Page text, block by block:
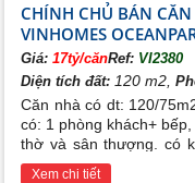
CHÍNH CHỦ BÁN
VINHOMES
Giá:17tỷ/cănRef: VI2380
Diện tích đất: 120 m2,
Căn nhà có dt: 120/
có: 1 phòng khách+
thờ và sân thượng. có
nhà. Hiện trạng ( bàn
Xem chi tiết